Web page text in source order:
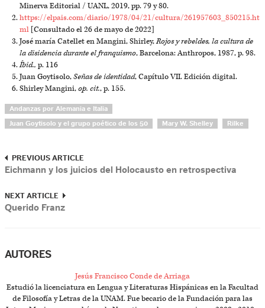
Minerva Editorial / UANL, 2019, pp. 79 y 80.
https://elpais.com/diario/1978/04/21/cultura/261957603_850215.ht
ml [Consultado el 26 de mayo de 2022]
José maría Catellet en Mangini, Shirley,Rojos y rebeldes, la cultura de
la disidencia durante el franquismo, Barcelona: Anthropos, 1987, p. 98.
Íbid., p. 116
Juan Goytisolo,Señas de identidad, Capítulo VII. Edición digital.
Shirley Mangini,op. cit., p. 155.
Andanzas por Alemania e Italia
Juan Goytisolo y el grupo poético de los 50 Mary W. Shelley Rilke
PREVIOUS ARTICLE
Eichmann y los juicios del Holocausto en retrospectiva
NEXT ARTICLE
Querido Franz
AUTORES
Jesús Francisco Conde de Arriaga
Estudió la licenciatura en Lengua y Literaturas Hispánicas en la Facultad
de Filosofía y Letras de la UNAM. Fue becario de la Fundación para las